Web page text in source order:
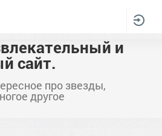
и
сайт.
про звезды,
другое